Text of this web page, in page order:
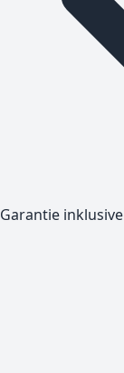
Garantie inklusive